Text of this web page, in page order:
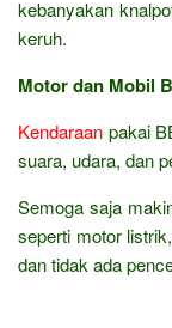
kebanyakan
keruh.
Motor dan Mobil
Kendaraan pakai
suara, udara, dan
Semoga saja
seperti motor
dan tidak ada